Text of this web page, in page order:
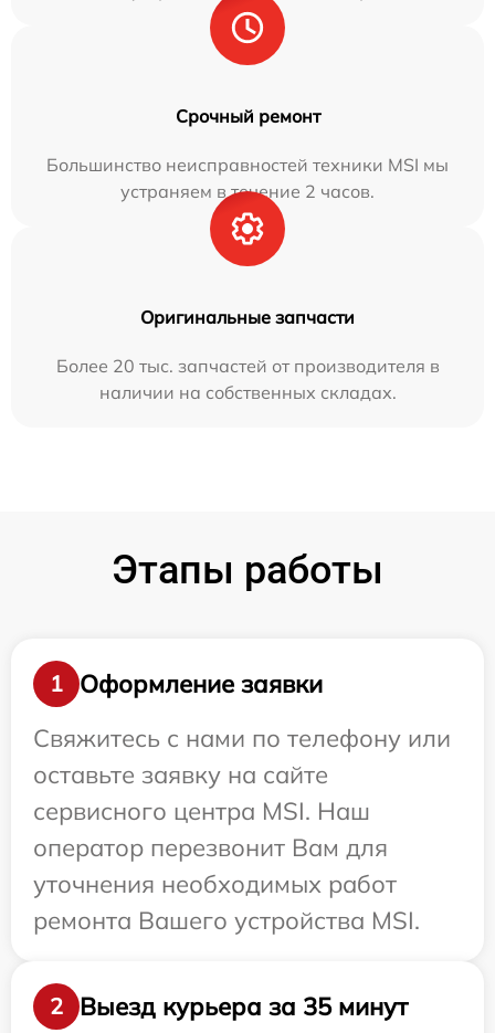
Срочный ремонт
Большинство неисправностей техники MSI мы
устраняем в течение 2 часов.
Оригинальные запчасти
Более 20 тыс. запчастей от производителя в
наличии на собственных складах.
Этапы работы
1
Оформление заявки
Свяжитесь с нами по телефону или
оставьте заявку на сайте
сервисного центра MSI. Наш
оператор перезвонит Вам для
уточнения необходимых работ
ремонта Вашего устройства MSI.
2
Выезд курьера за 35 минут